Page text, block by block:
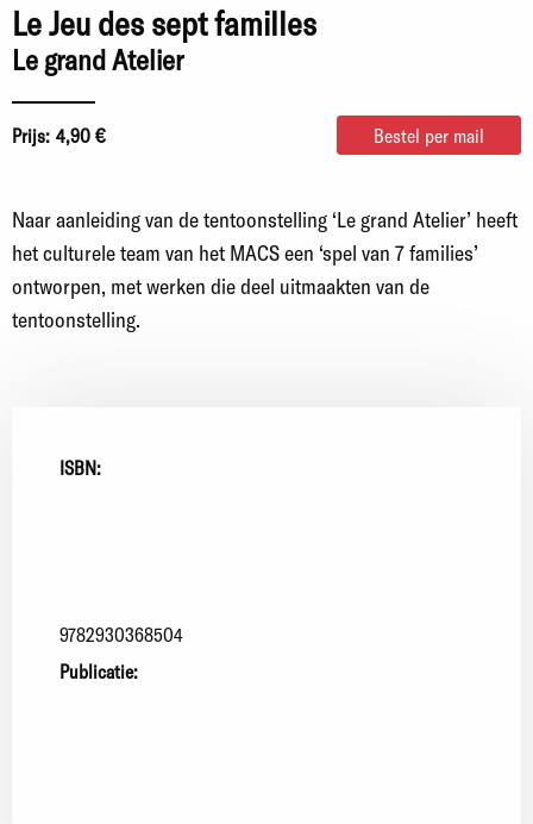
Le Jeu des sept familles
Le grand Atelier
Prijs: 4,90 € Bestel per mail
Naar aanleiding van de tentoonstelling ‘Le grand Atelier’ heeft
het culturele team van het MACS een ‘spel van 7 families’
ontworpen, met werken die deel uitmaakten van de
tentoonstelling.
ISBN:
9782930368504
Publicatie: